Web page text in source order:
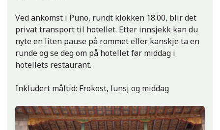
Ved ankomst i Puno, rundt klokken 18.00, blir det
privat transport til hotellet. Etter innsjekk kan du
nyte en liten pause på rommet eller kanskje ta en
runde og se deg om på hotellet før middag i
hotellets restaurant.
Inkludert måltid: Frokost, lunsj og middag